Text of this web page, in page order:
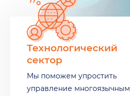
Технологический
сектор
Мы поможем упростить
управление многоязычным